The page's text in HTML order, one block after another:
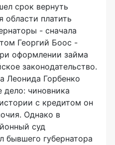
срок вернуть
области платить
- сначала
Георгий Боос -
оформлении займа
законодательство.
Леонида Горбенко
дело: чиновника
с кредитом он
Однако в
суд
бывшего губернатора